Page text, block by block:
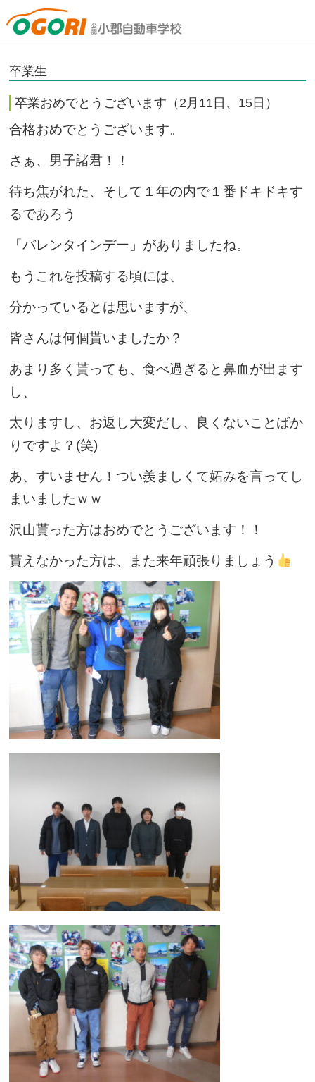
山口県小郡自動車学校
卒業生
卒業おめでとうございます（2月11日、15日）
合格おめでとうございます。
さぁ、男子諸君！！
待ち焦がれた、そして１年の内で１番ドキドキす
るであろう
「バレンタインデー」がありましたね。
もうこれを投稿する頃には、
分かっているとは思いますが、
皆さんは何個貰いましたか？
あまり多く貰っても、食べ過ぎると鼻血が出ます
し、
太りますし、お返し大変だし、良くないことばか
りですよ？(笑)
あ、すいません！つい羨ましくて妬みを言ってし
まいましたｗｗ
沢山貰った方はおめでとうございます！！
貰えなかった方は、また来年頑張りましょう